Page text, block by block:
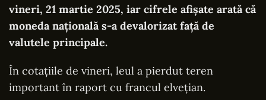
vineri, 21 martie 2025, iar cifrele afişate arată că
moneda națională s-a devalorizat față de
valutele principale.
În cotațiile de vineri, leul a pierdut teren
important în raport cu francul elveţian.